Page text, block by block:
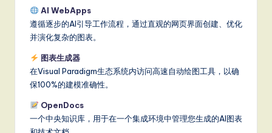
AI WebApps
遵循逐步的AI引导工作流程，通过直观的网页界面创建、优化
并演化复杂的图表。
图表生成器
在Visual Paradigm生态系统内访问高速自动绘图工具，以确
保100%的建模准确性。
OpenDocs
一个中央知识库，用于在一个集成环境中管理您生成的AI图表